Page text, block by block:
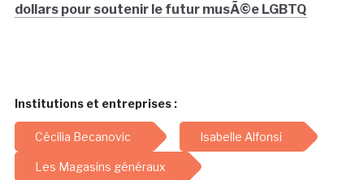
dollars pour soutenir le futur musÃ©e LGBTQ
Institutions et entreprises :
Cécilia Becanovic Isabelle Alfonsi
Les Magasins généraux